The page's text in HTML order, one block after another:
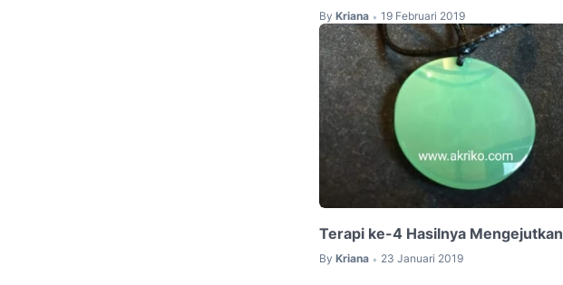
By Kriana • 19 Februari 2019
Terapi ke-4 Hasilnya Mengejutkan
By Kriana • 23 Januari 2019